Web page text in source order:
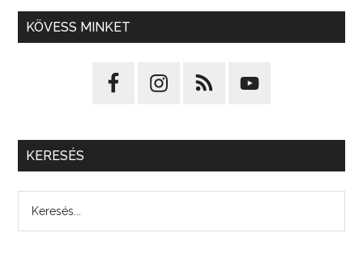
KÖVESS MINKET
KERESÉS